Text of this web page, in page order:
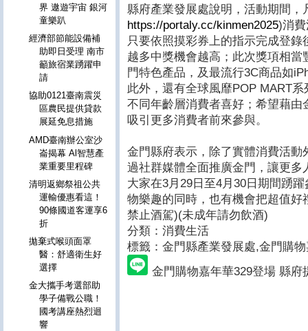
縣府產業發展處說明，活動期間
https://portaly.cc/kinmen2025)消
只要依照摸彩券上的指示完成登
越多中獎機會越高；此次獎項相
門特色產品，及最流行3C商品如
此外，還有全球風靡POP MART
不同年齡層消費者喜好；希望藉
吸引更多消費者前來參與。
金門縣府表示，除了實體消費活
過社群媒體全面推廣金門，讓更
大家在3月29日至4月30日期間踴
物樂趣的同時，也有機會把超值
禁止酒駕)(未成年請勿飲酒)
分類：消費生活
標籤：金門縣產業發展處,金門購
金門購物嘉年華329登場 縣府
界 遨遊宇宙 銀河
童樂趴
經濟部節能設備補
助即日受理 南市
籲旅宿業踴躍申
請
協助0121臺南震災
區農民提供貸款
展延免息措施
AMD臺南辦公室沙
崙揭幕 Al智慧產
業重要里程碑
清明返鄉祭祖公共
運輸優惠看這！
90條國道客運享6
折
拋棄式喉頭面罩
醫：舒適衛生好
選擇
金大攜手考選部助
學子備戰公職！
國考講座熱烈迴
響